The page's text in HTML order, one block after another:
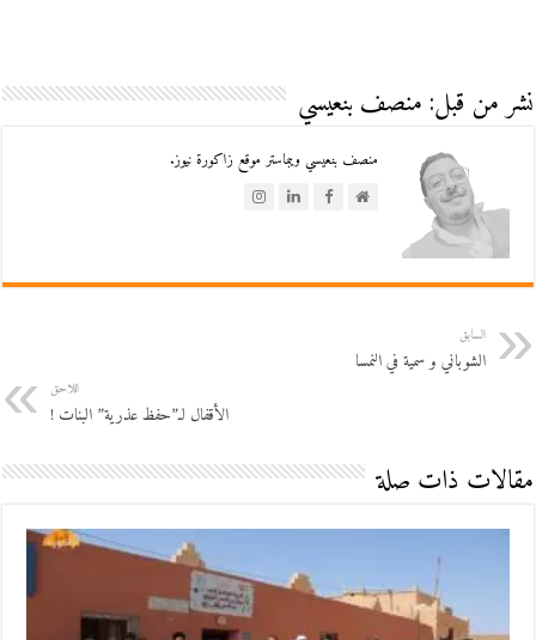
نشر من قبل: منصف بنعيسي
منصف بنعيسي ويبماستر موقع زاكورة نيوز.
السابق
الشوباني و سمية في النمسا
اللاحق
الأقفال لـ”حفظ عذرية” البنات !
مقالات ذات صلة